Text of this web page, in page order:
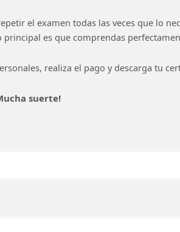
el examen todas las veces que lo
es que comprendas
realiza el pago y descarga tu
suerte!